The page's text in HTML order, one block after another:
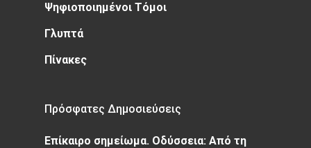
Ψηφιοποιημένοι Τόμοι
Γλυπτά
Πίνακες
Πρόσφατες Δημοσιεύσεις
Επίκαιρο σημείωμα. Οδύσσεια: Από τη